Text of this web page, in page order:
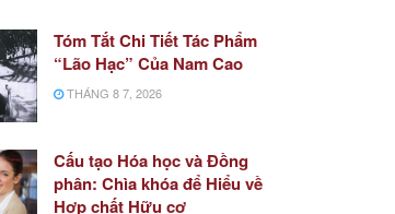
Tóm Tắt Chi Tiết Tác Phẩm
“Lão Hạc” Của Nam Cao
THÁNG 8 7, 2026
Cấu tạo Hóa học và Đồng
phân: Chìa khóa để Hiểu về
Hợp chất Hữu cơ